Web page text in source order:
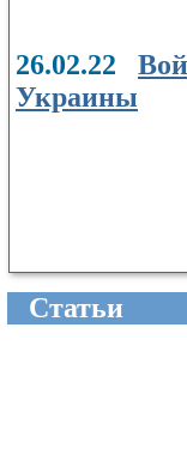
26.02.22
Украины
Cтатьи